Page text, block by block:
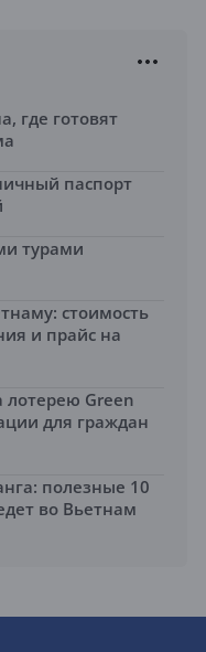
где готовят
паспорт
турами
стоимость
и прайс на
лотерею Green
для граждан
полезные 10
во Вьетнам